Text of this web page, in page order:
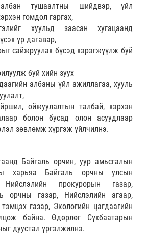
тушаалтны шийдвэр, үйл
гомдол гаргах,
хуульд заасан хугацаанд
үр дагавар,
сайжруулах бүсэд хэрэгжүүлж буй
буй хийн зуух
албаны үйл ажиллагаа, хууль
ойжуулалтын талбай, хэрхэн
болон бусад олон асуудлаар
зөвлөмж хүргэж үйлчилнэ.
Байгаль орчин, уур амьсгалын
харьяа Байгаль орчны улсын
прокурорын газар,
орчны газар, Нийслэлийн агаар,
газар, Экологийн цагдаагийн
байна. Өдөрлөг Сүхбаатарын
дуустал үргэлжилнэ.